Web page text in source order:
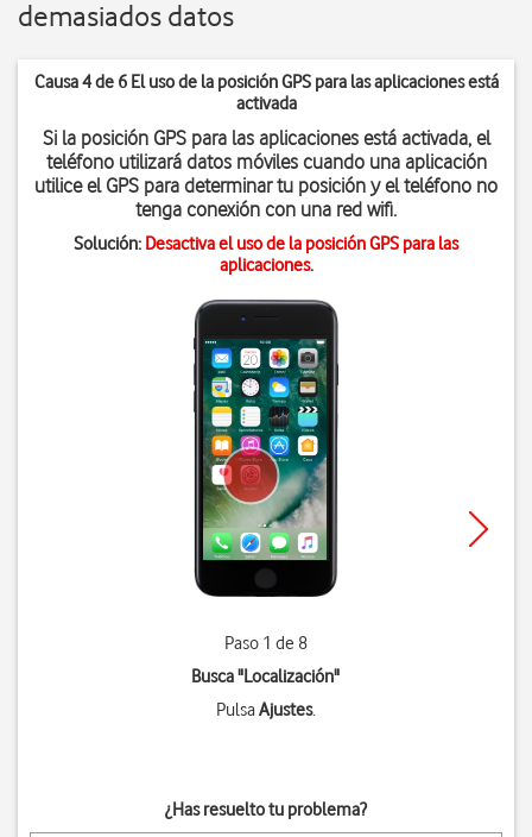
demasiados datos
Causa 4 de 6 El uso de la posición GPS para las aplicaciones está
activada
Si la posición GPS para las aplicaciones está activada, el
teléfono utilizará datos móviles cuando una aplicación
utilice el GPS para determinar tu posición y el teléfono no
tenga conexión con una red wifi.
Solución: Desactiva el uso de la posición GPS para las
aplicaciones.
Paso 1 de 8
Busca "Localización"
PulsaAjustes.
¿Has resuelto tu problema?